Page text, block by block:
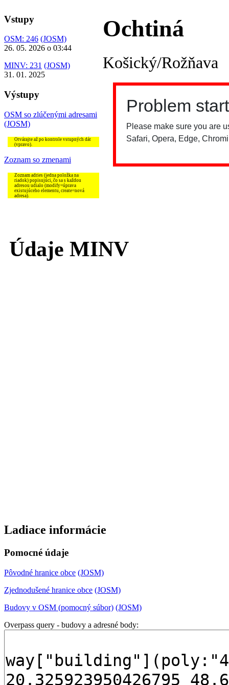
Vstupy
OSM: 246 (JOSM)
26. 05. 2026 o 03:44
MINV: 231 (JOSM)
31. 01. 2025
Výstupy
OSM so zlúčenými adresami
(JOSM)
Otvárajte až po kontrole vstupných dát
(vpravo).
Zoznam so zmenami
Zoznam adries (jedna položka na
riadok) popisujúci, čo sa s každou
adresou udialo (modify=úprava
existujúceho elementu, create=nová
adresa).
Ochtiná
Košický/Rožňava
Údaje MINV
Ladiace informácie
Pomocné údaje
Pôvodné hranice obce (JOSM)
Zjednodušené hranice obce (JOSM)
Budovy v OSM (pomocný súbor) (JOSM)
Overpass query - budovy a adresné body: